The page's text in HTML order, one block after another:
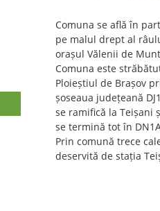
Comuna se află în
pe malul drept al
orașul Vălenii de
Comuna este
Ploieștiul de Brașov
șoseaua județeană
se ramifică la Teișani
se termină tot în
Prin comună trece
deservită de stația